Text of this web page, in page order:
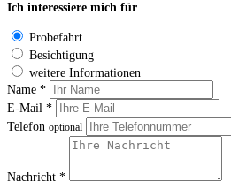
Ich interessiere mich für
Probefahrt
Besichtigung
weitere Informationen
Name *
E-Mail *
Telefon optional
Nachricht *